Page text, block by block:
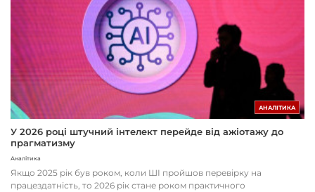
АНАЛІТИКА
У 2026 році штучний інтелект перейде від ажіотажу до
прагматизму
Аналітика
Якщо 2025 рік був роком, коли ШІ пройшов перевірку на
працездатність, то 2026 рік стане роком практичного